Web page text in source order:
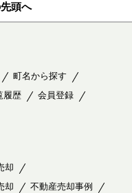
頭へ
町名から探す
履歴
会員登録
却
却
不動産売却事例